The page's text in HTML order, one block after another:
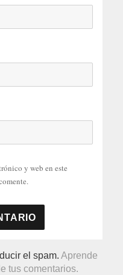
y web en este
el spam.Aprende
tus comentarios.